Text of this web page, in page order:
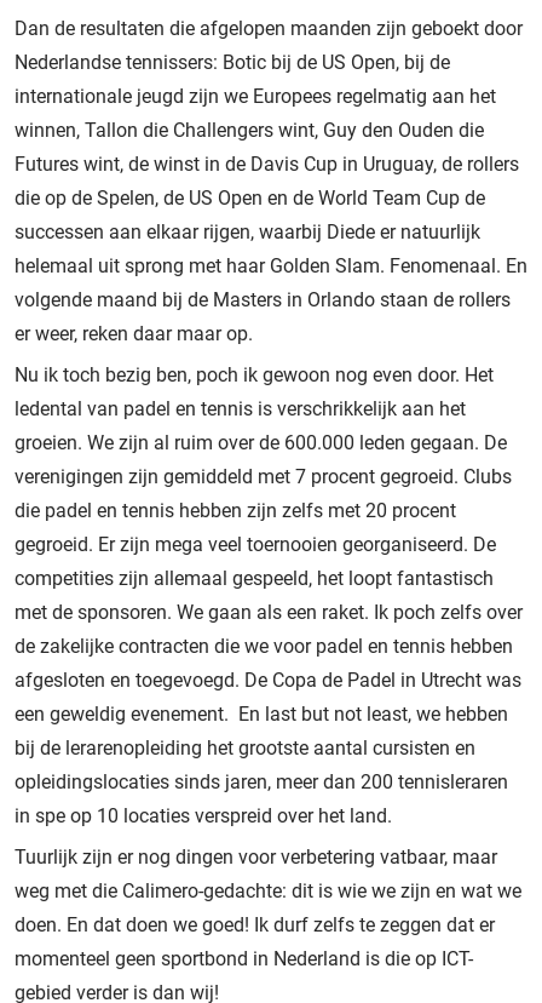
Dan de resultaten die afgelopen maanden zijn geboekt door
Nederlandse tennissers: Botic bij de US Open, bij de
internationale jeugd zijn we Europees regelmatig aan het
winnen, Tallon die Challengers wint, Guy den Ouden die
Futures wint, de winst in de Davis Cup in Uruguay, de rollers
die op de Spelen, de US Open en de World Team Cup de
successen aan elkaar rijgen, waarbij Diede er natuurlijk
helemaal uit sprong met haar Golden Slam. Fenomenaal. En
volgende maand bij de Masters in Orlando staan de rollers
er weer, reken daar maar op.
Nu ik toch bezig ben, poch ik gewoon nog even door. Het
ledental van padel en tennis is verschrikkelijk aan het
groeien. We zijn al ruim over de 600.000 leden gegaan. De
verenigingen zijn gemiddeld met 7 procent gegroeid. Clubs
die padel en tennis hebben zijn zelfs met 20 procent
gegroeid. Er zijn mega veel toernooien georganiseerd. De
competities zijn allemaal gespeeld, het loopt fantastisch
met de sponsoren. We gaan als een raket. Ik poch zelfs over
de zakelijke contracten die we voor padel en tennis hebben
afgesloten en toegevoegd. De Copa de Padel in Utrecht was
een geweldig evenement. En last but not least, we hebben
bij de lerarenopleiding het grootste aantal cursisten en
opleidingslocaties sinds jaren, meer dan 200 tennisleraren
in spe op 10 locaties verspreid over het land.
Tuurlijk zijn er nog dingen voor verbetering vatbaar, maar
weg met die Calimero-gedachte: dit is wie we zijn en wat we
doen. En dat doen we goed! Ik durf zelfs te zeggen dat er
momenteel geen sportbond in Nederland is die op ICT-
gebied verder is dan wij!